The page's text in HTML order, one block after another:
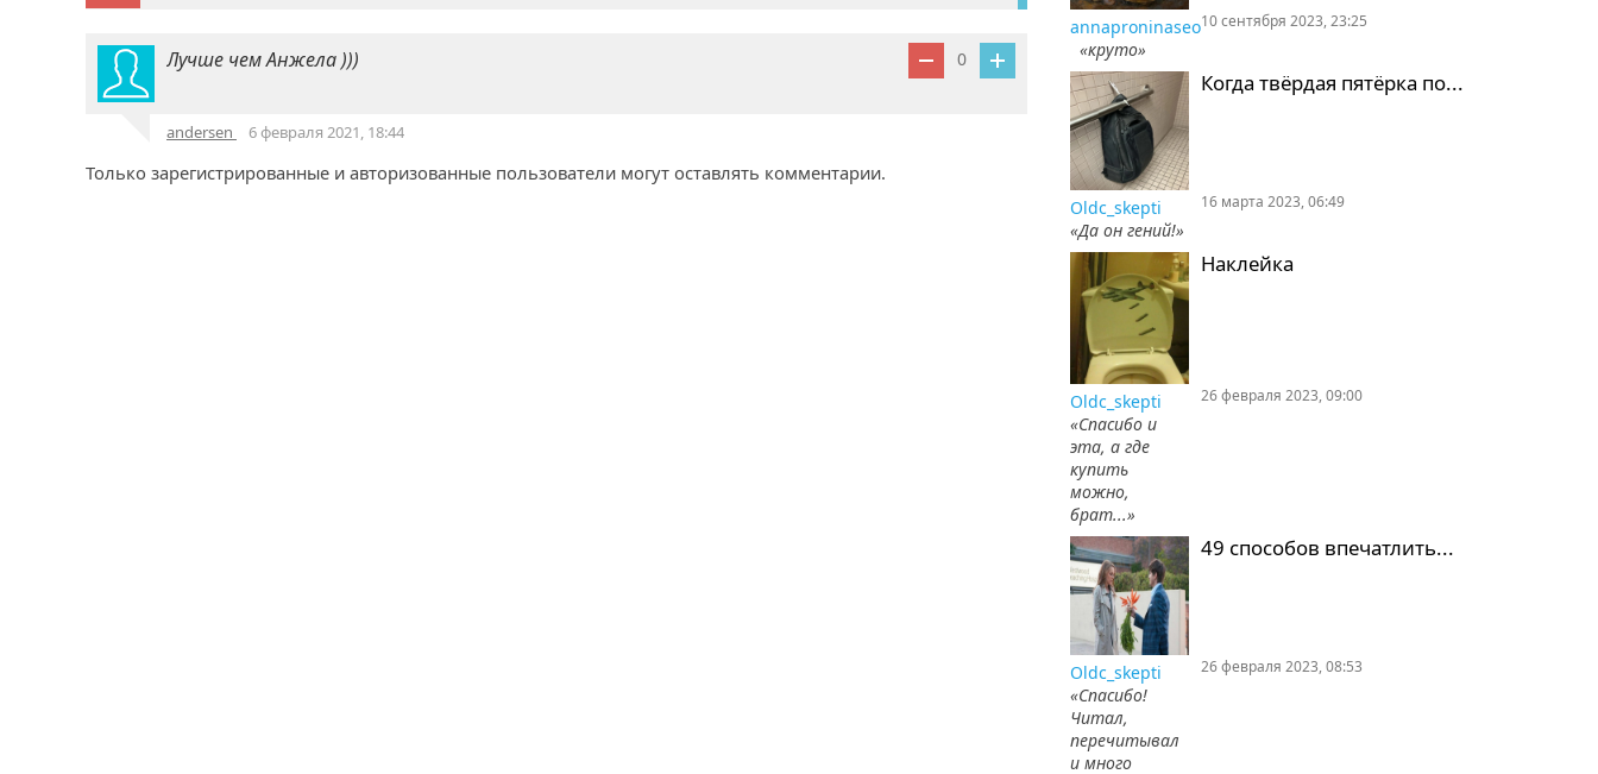
0
Лучше чем Анжела )))
andersen 6 февраля 2021, 18:44
Только зарегистрированные и авторизованные пользователи могут оставлять комментарии.
annaproninaseo
«круто»
10 сентября 2023, 23:25
Когда твёрдая пятёрка по...
Oldc_skepti
«Да он гений!»
16 марта 2023, 06:49
Наклейка
Oldc_skepti
«Спасибо и
эта, а где
купить
можно,
брат...»
26 февраля 2023, 09:00
49 способов впечатлить...
Oldc_skepti
«Спасибо!
Читал,
перечитывал
и много
26 февраля 2023, 08:53